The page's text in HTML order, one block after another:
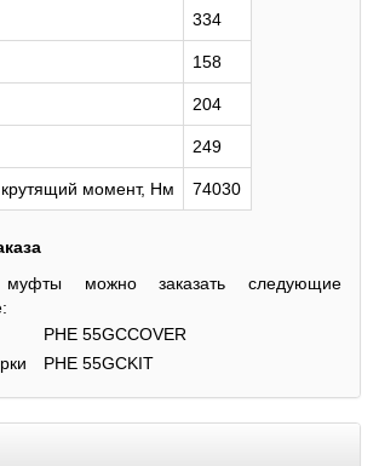
334
158
204
249
момент, Нм 74030
можно заказать следующие
PHE 55GCCOVER
PHE 55GCKIT